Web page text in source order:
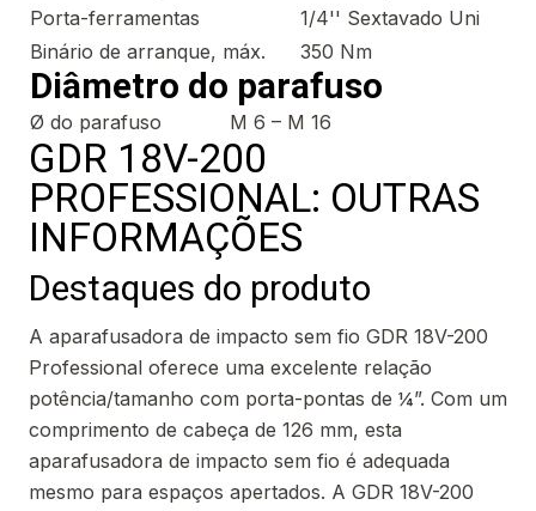
Porta-ferramentas
1/4'' Sextavado Uni
Binário de arranque, máx.
350 Nm
Diâmetro do parafuso
Ø do parafuso M 6 – M 16
GDR 18V-200
PROFESSIONAL: OUTRAS
INFORMAÇÕES
Destaques do produto
A aparafusadora de impacto sem fio GDR 18V-200
Professional oferece uma excelente relação
potência/tamanho com porta-pontas de ¼”. Com um
comprimento de cabeça de 126 mm, esta
aparafusadora de impacto sem fio é adequada
mesmo para espaços apertados. A GDR 18V-200